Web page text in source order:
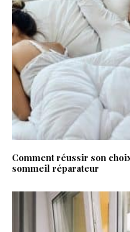
Comment réussir son
sommeil réparateur